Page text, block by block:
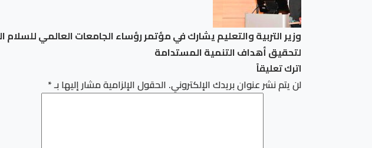
وزير التربية والتعليم يشارك في مؤتمر رؤساء الجامعات العالمي
لتحقيق أهداف التنمية المستدامة
اترك تعليقاً
لن يتم نشر عنوان بريدك الإلكتروني. الحقول الإلزامية مشار إليها بـ*